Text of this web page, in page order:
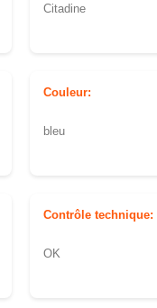
Citadine
Couleur:
bleu
Contrôle technique:
OK